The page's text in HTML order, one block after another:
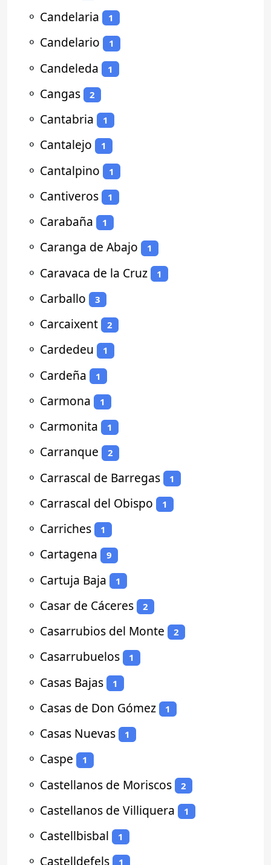
⚬ Candelaria 1
⚬ Candelario 1
⚬ Candeleda 1
⚬ Cangas 2
⚬ Cantabria 1
⚬ Cantalejo 1
⚬ Cantalpino 1
⚬ Cantiveros 1
⚬ Carabaña 1
⚬ Caranga de Abajo 1
⚬ Caravaca de la Cruz 1
⚬ Carballo 3
⚬ Carcaixent 2
⚬ Cardedeu 1
⚬ Cardeña 1
⚬ Carmona 1
⚬ Carmonita 1
⚬ Carranque 2
⚬ Carrascal de Barregas 1
⚬ Carrascal del Obispo 1
⚬ Carriches 1
⚬ Cartagena 9
⚬ Cartuja Baja 1
⚬ Casar de Cáceres 2
⚬ Casarrubios del Monte 2
⚬ Casarrubuelos 1
⚬ Casas Bajas 1
⚬ Casas de Don Gómez 1
⚬ Casas Nuevas 1
⚬ Caspe 1
⚬ Castellanos de Moriscos 2
⚬ Castellanos de Villiquera 1
⚬ Castellbisbal 1
⚬ Castelldefels 1